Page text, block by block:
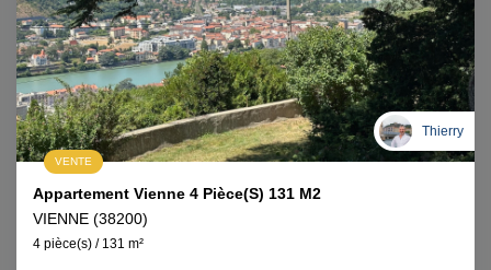
Thierry
VENTE
Appartement Vienne 4 Pièce(s) 131 M2
VIENNE (38200)
4 pièce(s) / 131 m²